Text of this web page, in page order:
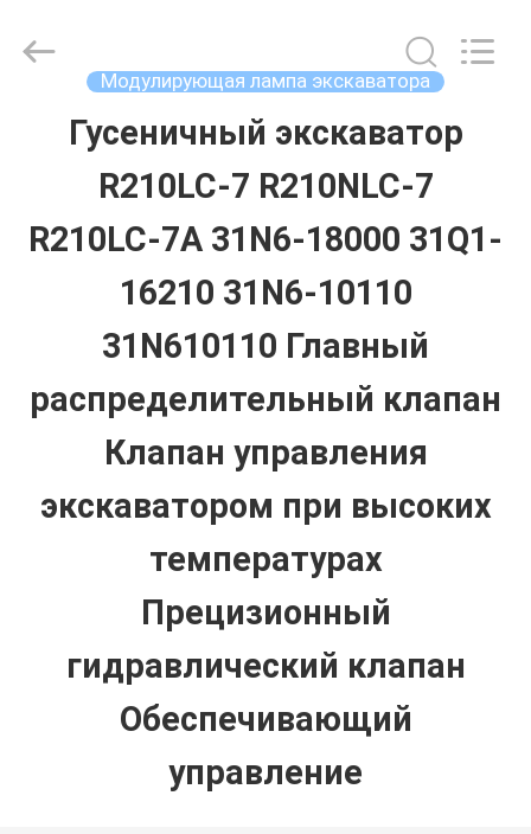
ДОМ
ПРОДУКТЫ
ФАБРИКИ
ПРОВЕРКА
КАЧЕСТВА
Machinery
Parts
Модулирующая лампа экскаватора
Гусеничный экскаватор
R210LC-7 R210NLC-7
R210LC-7A 31N6-18000 31Q1-
16210 31N6-10110
31N610110 Главный
распределительный клапан
Клапан управления
экскаватором при высоких
температурах
Прецизионный
гидравлический клапан
Обеспечивающий
управление